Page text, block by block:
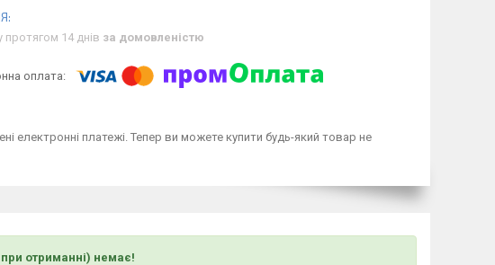
14 днів за домовленістю
електронні платежі. Тепер ви можете купити будь-який товар не
при отриманні) немає!